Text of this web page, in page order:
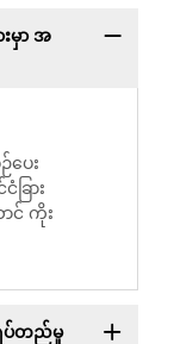
မှာ အ
ေး
ခြား
င် ကိုး
ပ်တည်မှု